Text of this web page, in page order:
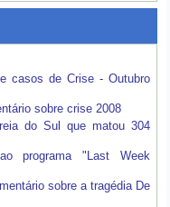
casos de Crise - Outubro
sobre crise 2008
do Sul que matou 304
programa "Last Week
sobre a tragédia De